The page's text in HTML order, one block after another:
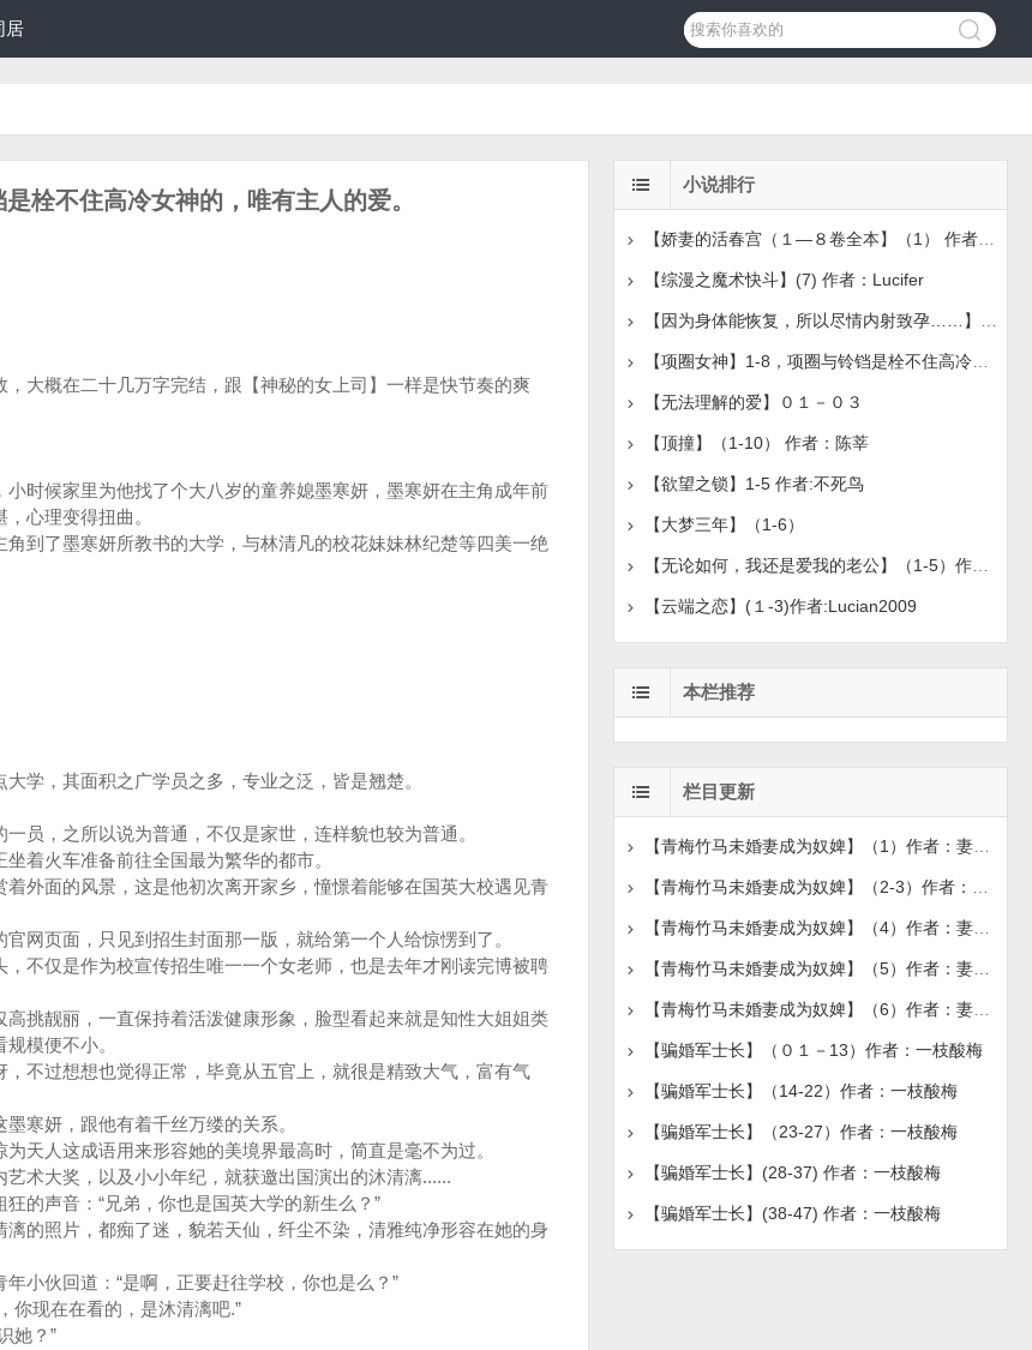
居
栓不住高冷女神的，唯有主人的爱。
大概在二十几万字完结，跟【神秘的女上司】一样是快节奏的爽
小时候家里为他找了个大八岁的童养媳墨寒妍，墨寒妍在主角成年前
心理变得扭曲。
到了墨寒妍所教书的大学，与林清凡的校花妹妹林纪楚等四美一绝
，其面积之广学员之多，专业之泛，皆是翘楚。
，之所以说为普通，不仅是家世，连样貌也较为普通。
着火车准备前往全国最为繁华的都市。
面的风景，这是他初次离开家乡，憧憬着能够在国英大校遇见青
页面，只见到招生封面那一版，就给第一个人给惊愣到了。
仅是作为校宣传招生唯一一个女老师，也是去年才刚读完博被聘
靓丽，一直保持着活泼健康形象，脸型看起来就是知性大姐姐类
模便不小。
过想想也觉得正常，毕竟从五官上，就很是精致大气，富有气
寒妍，跟他有着千丝万缕的关系。
人这成语用来形容她的美境界最高时，简直是毫不为过。
大奖，以及小小年纪，就获邀出国演出的沐清漓......
声音：“兄弟，你也是国英大学的新生么？”
照片，都痴了迷，貌若天仙，纤尘不染，清雅纯净形容在她的身
伙回道：“是啊，正要赶往学校，你也是么？”
现在在看的，是沐清漓吧.”
她？”
小说排行
【娇妻的活春宫（１—８卷全本】（1） 作者：吴茗
【综漫之魔术快斗】(7) 作者：Lucifer
【项圈女神】1-8，项圈与铃铛是栓不住高冷女神的，唯有主
【无法理解的爱】０１－０３
【顶撞】（1-10） 作者：陈莘
【欲望之锁】1-5 作者:不死鸟
【大梦三年】（1-6）
【无论如何，我还是爱我的老公】（1-5）作者：-北岸
【云端之恋】(１-3)作者:Lucian2009
本栏推荐
栏目更新
【青梅竹马未婚妻成为奴婢】（1）作者：妻属他人
【青梅竹马未婚妻成为奴婢】（4）作者：妻属他人
【青梅竹马未婚妻成为奴婢】（5）作者：妻属他人
【青梅竹马未婚妻成为奴婢】（6）作者：妻属他人
【骗婚军士长】（０１－13）作者：一枝酸梅
【骗婚军士长】（14-22）作者：一枝酸梅
【骗婚军士长】（23-27）作者：一枝酸梅
【骗婚军士长】(28-37) 作者：一枝酸梅
【骗婚军士长】(38-47) 作者：一枝酸梅